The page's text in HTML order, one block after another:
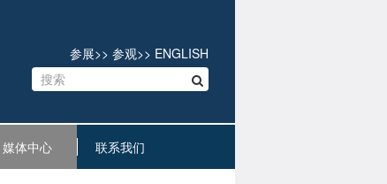
参展>> 参观>> ENGLISH
媒体中心 联系我们